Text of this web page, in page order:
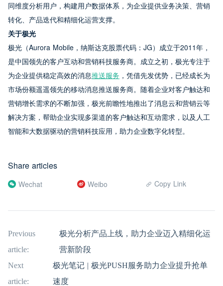
同维度分析用户，构建用户数据体系，为企业提供业务决策、营销
转化、产品迭代和精细化运营支撑。
关于极光
极光（Aurora Mobile，纳斯达克股票代码：JG）成立于2011年，
是中国领先的客户互动和营销科技服务商。成立之初，极光专注于
为企业提供稳定高效的消息推送服务 ，凭借先发优势，已经成长为
市场份额遥遥领先的移动消息推送服务商。随着企业对客户触达和
营销增长需求的不断加强，极光前瞻性地推出了消息云和营销云等
解决方案，帮助企业实现多渠道的客户触达和互动需求，以及人工
智能和大数据驱动的营销科技应用，助力企业数字化转型。
Share articles
Wechat Weibo Copy Link
Previous
article:
极光分析产品上线，助力企业迈入精细化运
营新阶段
Next
article:
极光笔记 | 极光PUSH服务助力企业提升抢单
速度